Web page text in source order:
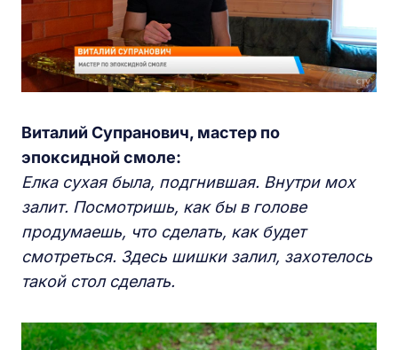
Виталий Супранович, мастер по
эпоксидной смоле:
Елка сухая была, подгнившая. Внутри мох
залит. Посмотришь, как бы в голове
продумаешь, что сделать, как будет
смотреться. Здесь шишки залил, захотелось
такой стол сделать.